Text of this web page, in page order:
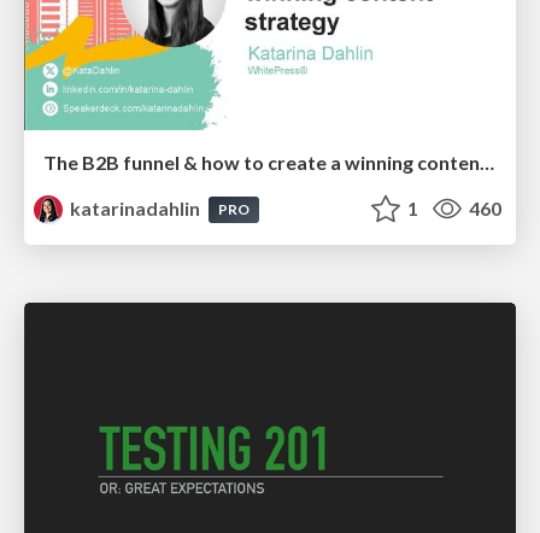
The B2B funnel & how to create a winning content strategy
katarinadahlin
PRO 1 460